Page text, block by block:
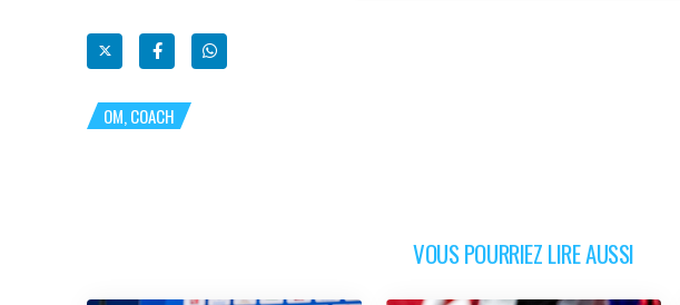
OM, COACH
VOUS POURRIEZ LIRE AUSSI